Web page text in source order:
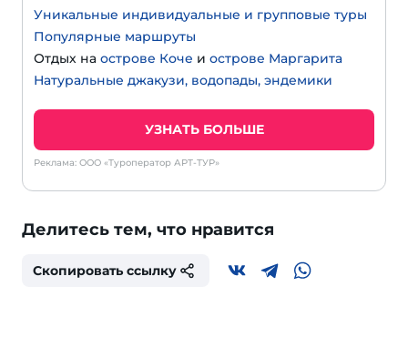
Уникальные индивидуальные и групповые туры
Популярные маршруты
Отдых на острове Коче и острове Маргарита
Натуральные джакузи, водопады, эндемики
УЗНАТЬ БОЛЬШЕ
Реклама: ООО «Туроператор АРТ-ТУР»
Делитесь тем, что нравится
Скопировать ссылку